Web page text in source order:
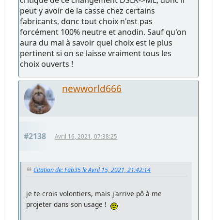
peut y avoir de la casse chez certains
fabricants, donc tout choix n'est pas
forcément 100% neutre et anodin. Sauf qu'on
aura du mal à savoir quel choix est le plus
pertinent si on se laisse vraiment tous les
choix ouverts !
newworld666
#2138 Avril 16, 2021, 07:38:25
Citation de: Fab35 le Avril 15, 2021, 21:42:14
je te crois volontiers, mais j'arrive pô à me
projeter dans son usage !